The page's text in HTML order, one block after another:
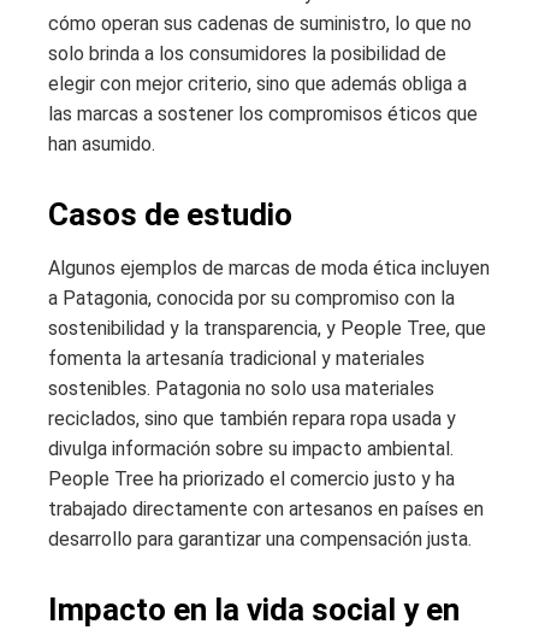
cómo operan sus cadenas de suministro, lo que no
solo brinda a los consumidores la posibilidad de
elegir con mejor criterio, sino que además obliga a
las marcas a sostener los compromisos éticos que
han asumido.
Casos de estudio
Algunos ejemplos de marcas de moda ética incluyen
a Patagonia, conocida por su compromiso con la
sostenibilidad y la transparencia, y People Tree, que
fomenta la artesanía tradicional y materiales
sostenibles. Patagonia no solo usa materiales
reciclados, sino que también repara ropa usada y
divulga información sobre su impacto ambiental.
People Tree ha priorizado el comercio justo y ha
trabajado directamente con artesanos en países en
desarrollo para garantizar una compensación justa.
Impacto en la vida social y en